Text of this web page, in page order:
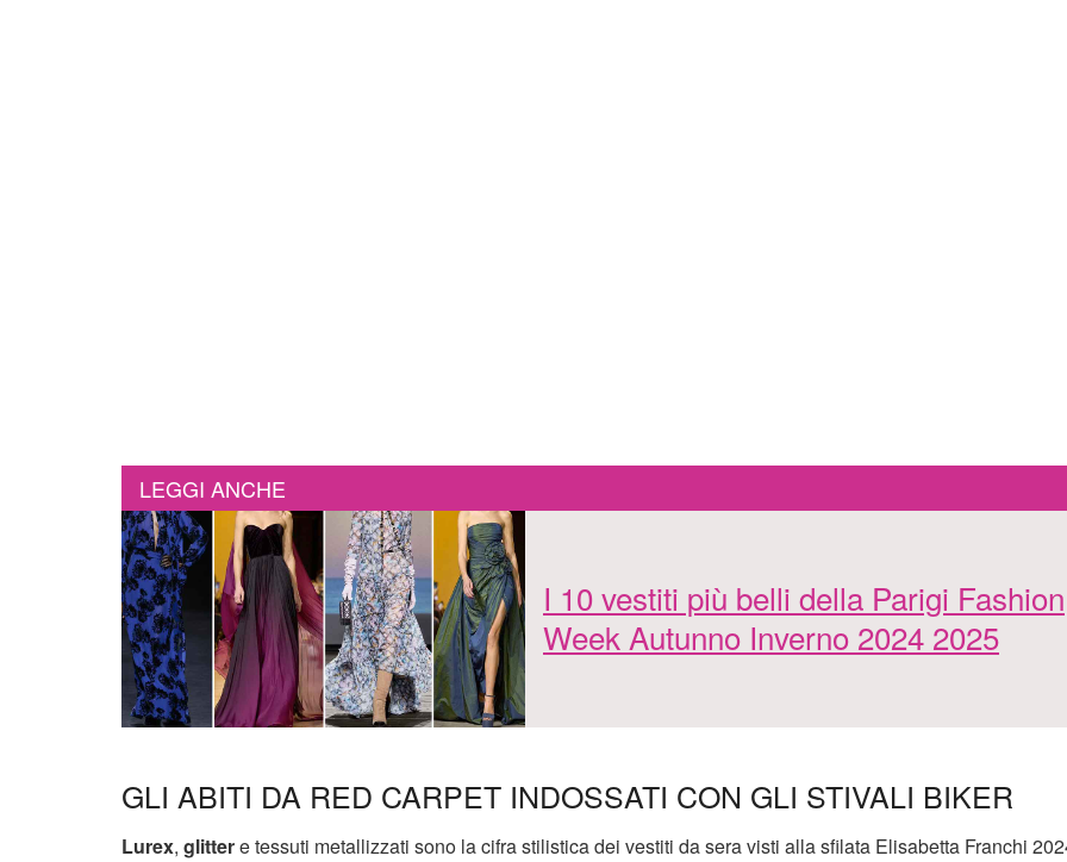
LEGGI ANCHE
I 10 vestiti più belli della Parigi Fashion
Week Autunno Inverno 2024 2025
GLI ABITI DA RED CARPET INDOSSATI CON GLI STIVALI BIKER
Lurex, glittere tessuti metallizzati sono la cifra stilistica dei vestiti da sera visti alla sfilata Elisabetta Franchi